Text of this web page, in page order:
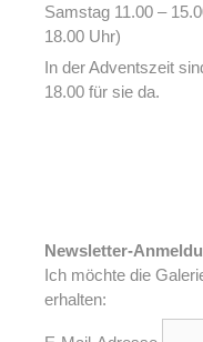
Samstag 11.00 –
18.00 Uhr)
In der Adventszeit
18.00 für sie da.
Newsletter-
Ich möchte die
erhalten: